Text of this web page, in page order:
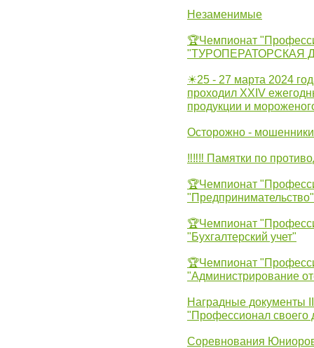
Незаменимые
🏆Чемпионат
"ТУРОПЕРАТОРСКАЯ
☀25 - 27 марта 2024
проходил XXIV
продукции и
Осторожно -
‼‼‼ Памятки по
🏆Чемпионат
"Предпринимательство"
🏆Чемпионат
"Бухгалтерский учет"
🏆Чемпионат
"Администрирование
Наградные документы
"Профессионал своего
Соревнования